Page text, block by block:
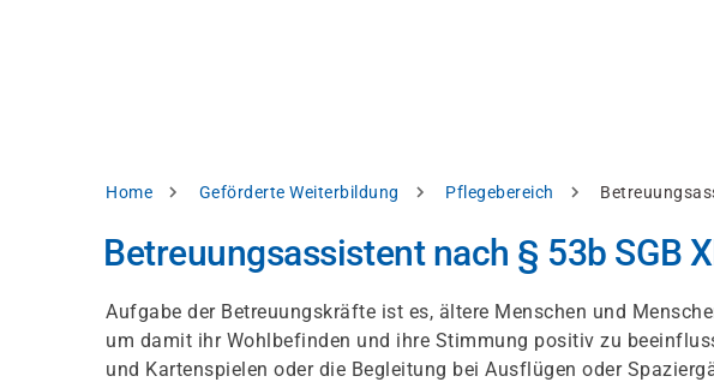
Pfadnavigation
Home Geförderte Weiterbildung Pflegebereich
Betreuungsassistent nach § 53b SGB
Aufgabe der Betreuungskräfte ist es, ältere Menschen und
um damit ihr Wohlbefinden und ihre Stimmung positiv zu
und Kartenspielen oder die Begleitung bei Ausflügen oder